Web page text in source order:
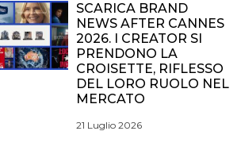
SCARICA BRAND
NEWS AFTER CANNES
2026. I CREATOR SI
PRENDONO LA
CROISETTE, RIFLESSO
DEL LORO RUOLO NEL
MERCATO
21 Luglio 2026